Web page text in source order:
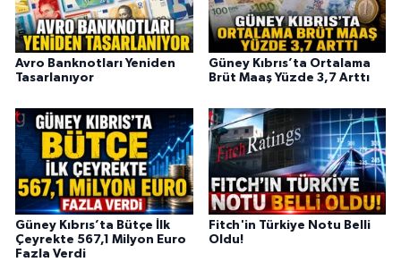
Avro Banknotları Yeniden
Tasarlanıyor
Güney Kıbrıs’ta Ortalama
Brüt Maaş Yüzde 3,7 Arttı
Güney Kıbrıs’ta Bütçe İlk
Çeyrekte 567,1 Milyon Euro
Fazla Verdi
Fitch'in Türkiye Notu Belli
Oldu!